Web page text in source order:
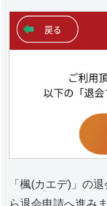
「楓(カエデ)」の
ら退会申請へ進み